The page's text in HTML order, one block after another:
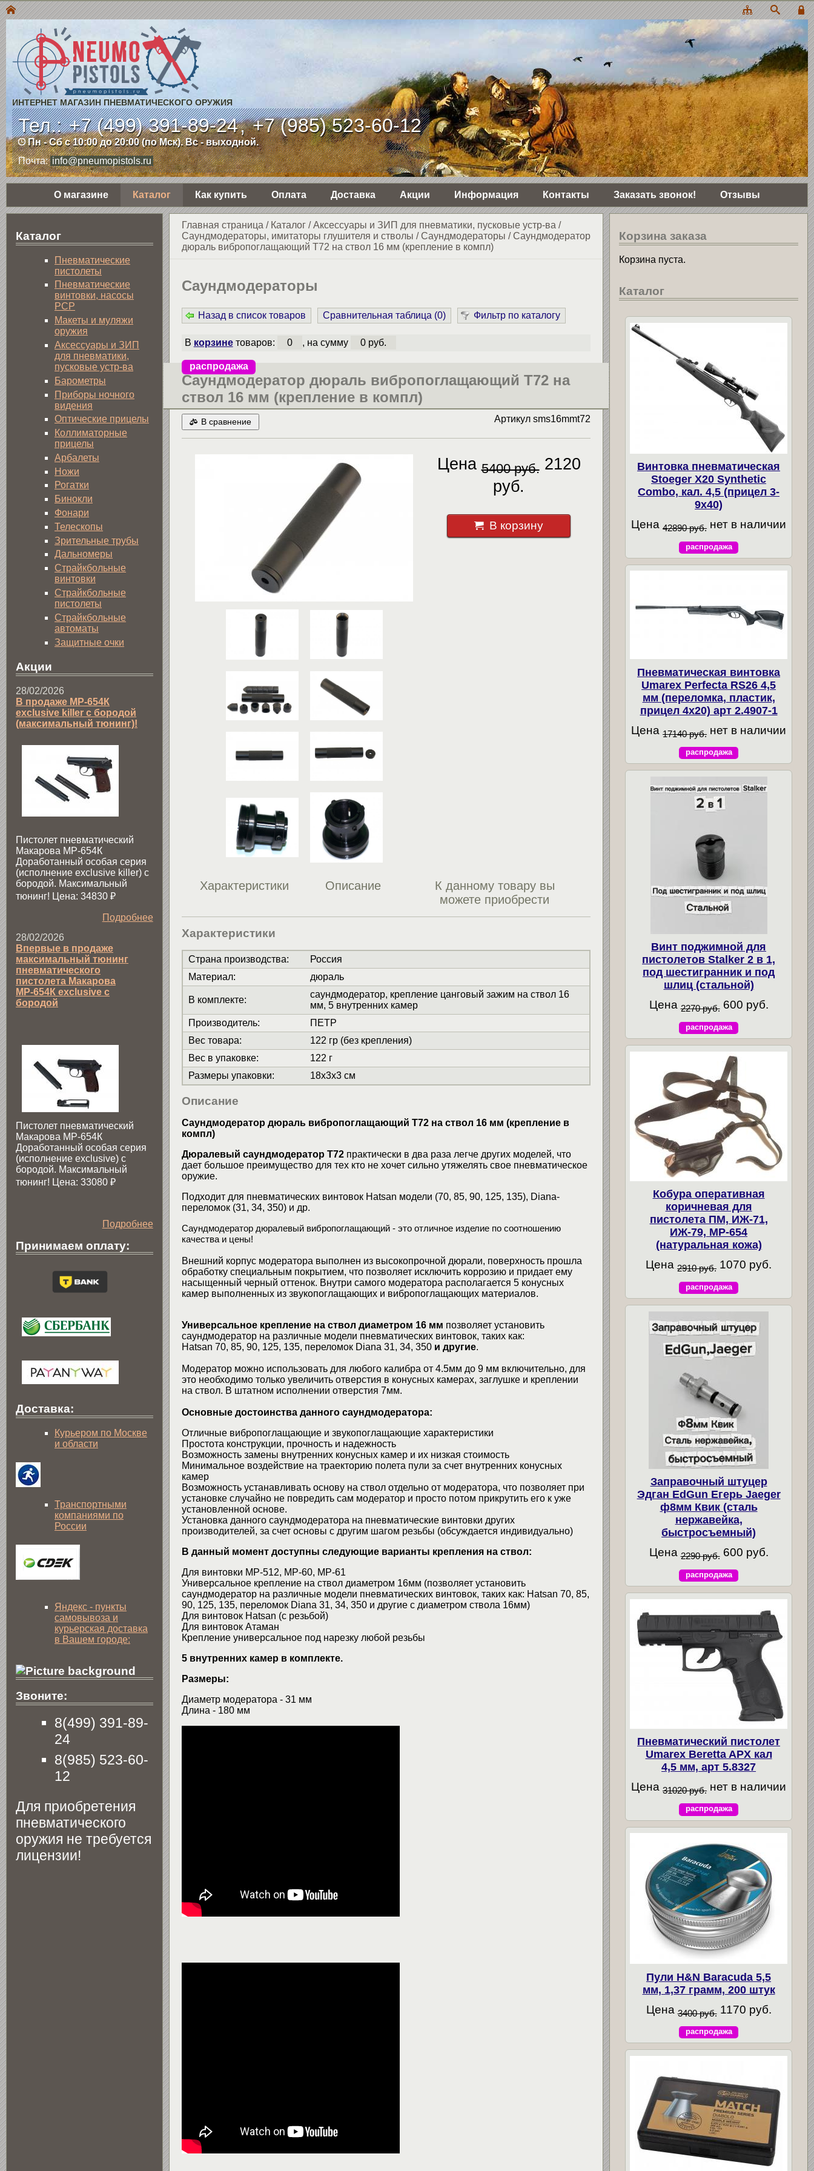
ИНТЕРНЕТ МАГАЗИН ПНЕВМАТИЧЕСКОГО ОРУЖИЯ
Тел.:+7 (499) 391-89-24,+7 (985) 523-60-12
Пн - Сб с 10:00 до 20:00 (по Мск). Вс - выходной.
Почта: info@pneumopistols.ru
О магазине Каталог Как купить Оплата Доставка Акции Информация Контакты Заказать звонок! Отзывы
Главная страница / Каталог/Аксессуары и ЗИП для пневматики, пусковые устр-ва /
Саундмодераторы, имитаторы глушителя и стволы /Саундмодераторы /Cаундмодератор
дюраль вибропоглащающий T72 на ствол 16 мм (крепление в компл)
Саундмодераторы
Назад в список товаров Сравнительная таблица (0) Фильтр по каталогу
В корзинетоваров: 0 , на сумму 0 руб.
распродажа
Cаундмодератор дюраль вибропоглащающий T72 на
ствол 16 мм (крепление в компл)
В сравнение Артикулsms16mmt72
Цена 5400 руб. 2120
руб.
В корзину
Характеристики Описание
К данному товару вы
можете приобрести
Характеристики
Страна производства:
Россия
Материал: дюраль
В комплекте:
саундмодератор, крепление цанговый зажим на ствол 16
мм, 5 внутренних камер
Производитель:
ПЕТР
Вес товара:
122 гр (без крепления)
Вес в упаковке:
122 г
Размеры упаковки: 18x3x3 см
Описание
Cаундмодератор дюраль вибропоглащающий T72 на ствол 16 мм (крепление в
компл)
Дюралевый саундмодератор Т72практически в два раза легче других моделей, что
дает большое преимущество для тех кто не хочет сильно утяжелять свое пневматическое
оружие.
Подходит для пневматических винтовок Hatsan модели (70, 85, 90, 125, 135), Diana-
переломок (31, 34, 350) и др.
Саундмодератор дюралевый вибропоглащающий - это отличное изделие по соотношению
качества и цены!
Внешний корпус модератора выполнен из высокопрочной дюрали, поверхность прошла
обработку специальным покрытием, что позволяет исключить коррозию и придает ему
насыщенный черный оттенок. Внутри самого модератора располагается 5 конусных
камер выполненных из звукопоглащающих и вибропоглащающих материалов.
Универсальное крепление на ствол диаметром 16 мм позволяет установить
саундмодератор на различные модели пневматических винтовок, таких как:
Hatsan 70, 85, 90, 125, 135, переломок Diana 31, 34, 350 и другие.
Модератор можно использовать для любого калибра от 4.5мм до 9 мм включительно, для
это необходимо только увеличить отверстия в конусных камерах, заглушке и креплении
на ствол. В штатном исполнении отверстия 7мм.
Основные достоинства данного саундмодератора:
Отличные вибропоглащающие и звукопоглащающие характеристики
Простота конструкции, прочность и надежность
Возможность замены внутренних конусных камер и их низкая стоимость
Минимальное воздействие на траекторию полета пули за счет внутренних конусных
камер
Возможность устанавливать основу на ствол отдельно от модератора, что позволяет при
установке случайно не повредить сам модератор и просто потом прикрутить его к уже
установленной основе.
Установка данного саундмодератора на пневматические винтовки других
производителей, за счет основы с другим шагом резьбы (обсуждается индивидуально)
В данный момент доступны следующие варианты крепления на ствол:
Для винтовки МР-512, МР-60, МР-61
Универсальное крепление на ствол диаметром 16мм (позволяет установить
саундмодератор на различные модели пневматических винтовок, таких как: Hatsan 70, 85,
90, 125, 135, переломок Diana 31, 34, 350 и другие с диаметром ствола 16мм)
Для винтовок Hatsan (c резьбой)
Для винтовок Атаман
Крепление универсальное под нарезку любой резьбы
5 внутренних камер в комплекте.
Размеры:
Диаметр модератора - 31 мм
Длина - 180 мм
Каталог
Пнев­ма­ти­чес­кие
пистолеты
Пневматические
винтовки, насосы
PCP
Макеты и муляжи
оружия
Аксессуары и ЗИП
для пневматики,
пусковые устр-ва
Барометры
Приборы ночного
видения
Оптические прицелы
Коллиматорные
прицелы
Арбалеты
Ножи
Рогатки
Бинокли
Фонари
Телескопы
Зрительные трубы
Дальномеры
Страйкбольные
винтовки
Страйкбольные
пистолеты
Страйкбольные
автоматы
Защитные очки
Акции
28/02/2026
В продаже МР-654К
exclusive killer с бородой
(максимальный тюнинг)!
Пистолет пневматический
Макарова МР-654К
Доработанный особая серия
(исполнение exclusive killer) с
бородой. Максимальный
тюнинг! Цена: 34830 ₽
Подробнее
28/02/2026
Впервые в продаже
максимальный тюнинг
пневматического
пистолета Макарова
МР-654К exclusive с
бородой
Пистолет пневматический
Макарова МР-654К
Доработанный особая серия
(исполнение exclusive) c
бородой. Максимальный
тюнинг! Цена: 33080 ₽
Подробнее
Принимаем оплату:
Доставка:
Курьером по Москве
и области
Транспортными
компаниями по
России
Яндекс - пункты
самовывоза и
курьерская доставка
в Вашем городе:
Звоните:
8(499) 391-89-
24
8(985) 523-60-
12
Для приобретения
пневматического
оружия не требуется
лицензии!
Корзина заказа
Корзина пуста.
Каталог
Винтовка пневматическая
Stoeger X20 Synthetic
Combo, кал. 4,5 (прицел 3-
9х40)
Цена 42890 руб. нет в наличии
распродажа
Пневматическая винтовка
Umarex Perfecta RS26 4,5
мм (переломка, пластик,
прицел 4x20) арт 2.4907-1
Цена 17140 руб. нет в наличии
распродажа
Винт поджимной для
пистолетов Stalker 2 в 1,
под шестигранник и под
шлиц (стальной)
Цена 2270 руб. 600 руб.
распродажа
Кобура оперативная
коричневая для
пистолета ПМ, ИЖ-71,
ИЖ-79, МР-654
(натуральная кожа)
Цена 2910 руб. 1070 руб.
распродажа
Заправочный штуцер
Эдган EdGun Егерь Jaeger
ф8мм Квик (сталь
нержавейка,
быстросъемный)
Цена 2290 руб. 600 руб.
распродажа
Пневматический пистолет
Umarex Beretta APX кал
4,5 мм, арт 5.8327
Цена31020 руб. нет в наличии
распродажа
Пули H&N Baracuda 5,5
мм, 1,37 грамм, 200 штук
Цена 3400 руб. 1170 руб.
распродажа